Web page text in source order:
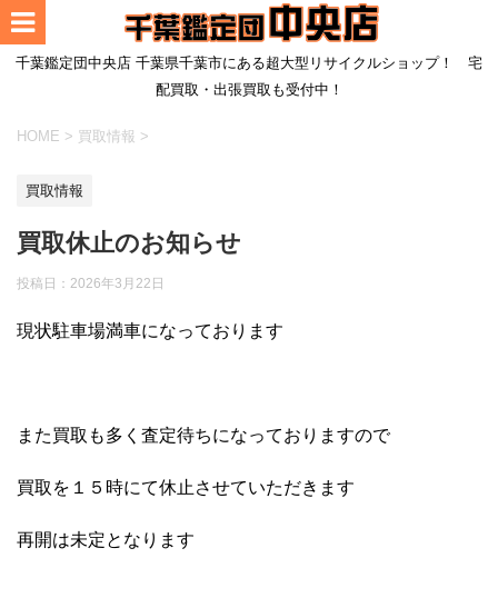
千葉鑑定団中央店 千葉県千葉市にある超大型リサイクルショップ！ 宅
配買取・出張買取も受付中！
HOME > 買取情報 >
買取情報
買取休止のお知らせ
投稿日： 2026年3月22日
現状駐車場満車になっております
また買取も多く査定待ちになっておりますので
買取を１５時にて休止させていただきます
再開は未定となります